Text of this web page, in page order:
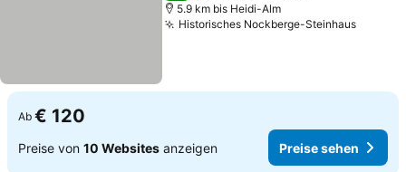
5.9 km bis Heidi-Alm
Historisches Nockberge-Steinhaus
Ab € 120
Preise von 10 Websites anzeigen Preise sehen